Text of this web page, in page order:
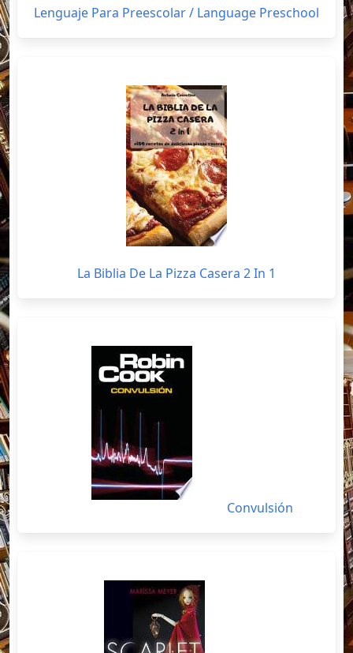
Lenguaje Para Preescolar / Language Preschool
La Biblia De La Pizza Casera 2 In 1
Convulsión